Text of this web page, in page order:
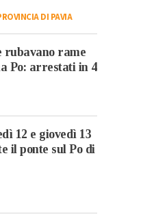
DI PAVIA
rubavano rame
Po: arrestati in 4
12 e giovedì 13
il ponte sul Po di